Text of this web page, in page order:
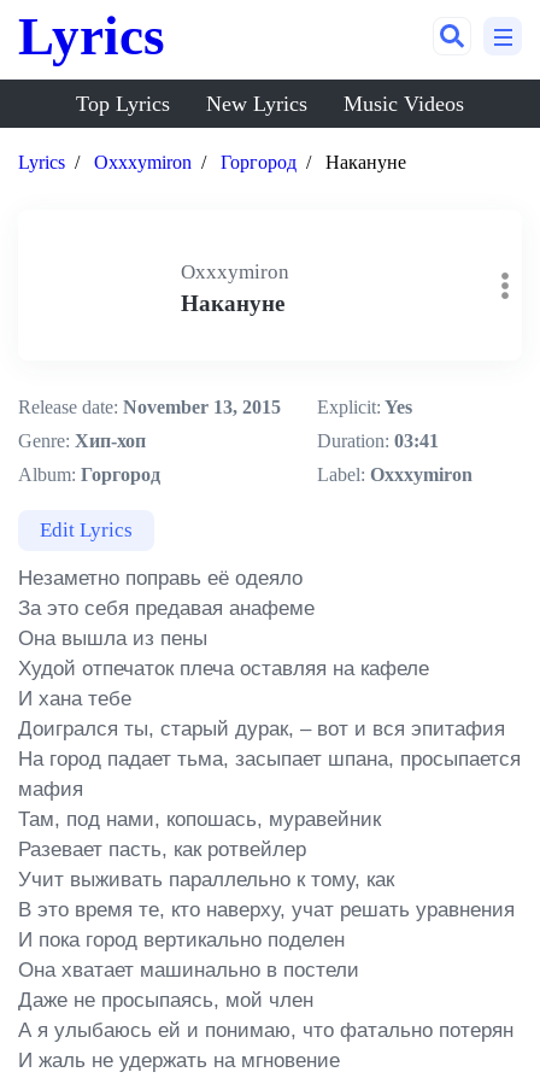
Lyrics
Top Lyrics New Lyrics Music Videos
Lyrics Oxxxymiron Горгород Накануне
Oxxxymiron
Накануне
Release date: November 13, 2015
Genre: Хип-хоп
Album: Горгород
Explicit: Yes
Duration: 03:41
Label: Oxxxymiron
Edit Lyrics
Незаметно поправь её одеяло
За это себя предавая анафеме
Она вышла из пены
Худой отпечаток плеча оставляя на кафеле
И хана тебе
Доигрался ты, старый дурак, – вот и вся эпитафия
На город падает тьма, засыпает шпана, просыпается
мафия
Там, под нами, копошась, муравейник
Разевает пасть, как ротвейлер
Учит выживать параллельно к тому, как
В это время те, кто наверху, учат решать уравнения
И пока город вертикально поделен
Она хватает машинально в постели
Даже не просыпаясь, мой член
А я улыбаюсь ей и понимаю, что фатально потерян
И жаль не удержать на мгновение